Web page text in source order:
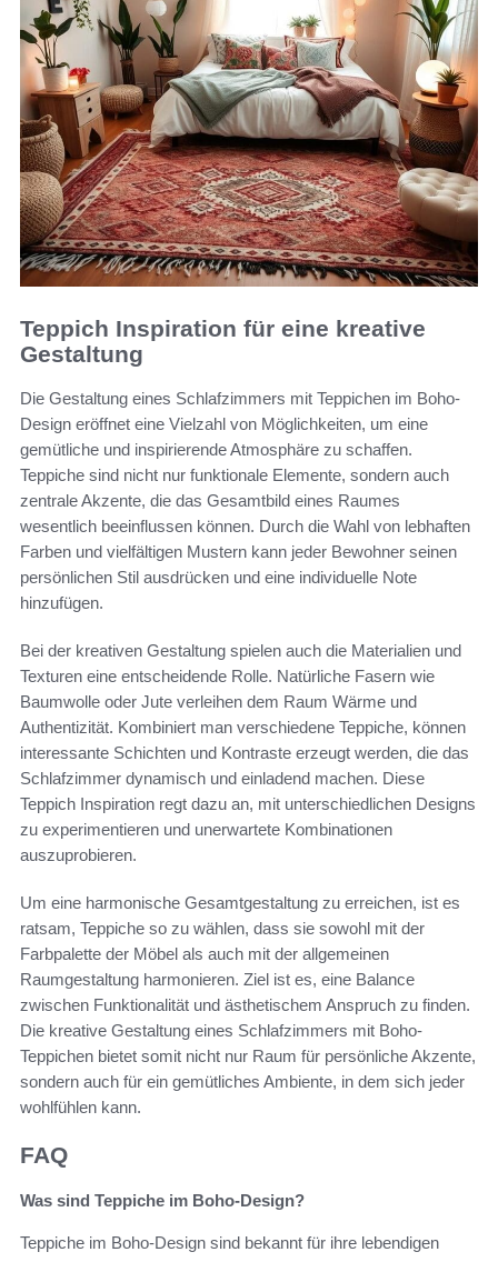
Teppich Inspiration für eine kreative
Gestaltung
Die Gestaltung eines Schlafzimmers mit Teppichen im Boho-
Design eröffnet eine Vielzahl von Möglichkeiten, um eine
gemütliche und inspirierende Atmosphäre zu schaffen.
Teppiche sind nicht nur funktionale Elemente, sondern auch
zentrale Akzente, die das Gesamtbild eines Raumes
wesentlich beeinflussen können. Durch die Wahl von lebhaften
Farben und vielfältigen Mustern kann jeder Bewohner seinen
persönlichen Stil ausdrücken und eine individuelle Note
hinzufügen.
Bei der kreativen Gestaltung spielen auch die Materialien und
Texturen eine entscheidende Rolle. Natürliche Fasern wie
Baumwolle oder Jute verleihen dem Raum Wärme und
Authentizität. Kombiniert man verschiedene Teppiche, können
interessante Schichten und Kontraste erzeugt werden, die das
Schlafzimmer dynamisch und einladend machen. Diese
Teppich Inspiration regt dazu an, mit unterschiedlichen Designs
zu experimentieren und unerwartete Kombinationen
auszuprobieren.
Um eine harmonische Gesamtgestaltung zu erreichen, ist es
ratsam, Teppiche so zu wählen, dass sie sowohl mit der
Farbpalette der Möbel als auch mit der allgemeinen
Raumgestaltung harmonieren. Ziel ist es, eine Balance
zwischen Funktionalität und ästhetischem Anspruch zu finden.
Die kreative Gestaltung eines Schlafzimmers mit Boho-
Teppichen bietet somit nicht nur Raum für persönliche Akzente,
sondern auch für ein gemütliches Ambiente, in dem sich jeder
wohlfühlen kann.
FAQ
Was sind Teppiche im Boho-Design?
Teppiche im Boho-Design sind bekannt für ihre lebendigen